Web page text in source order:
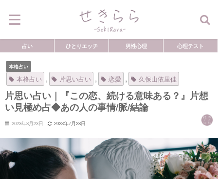
占い ひとりエッチ 男性心理 心理テスト
本格占い
本格占い , 片思い占い , 恋愛 , 久保山依里佳
片思い占い｜『この恋、続ける意味ある？』片想
い見極め占◆あの人の事情/脈/結論
2023年8月23日 2023年7月28日